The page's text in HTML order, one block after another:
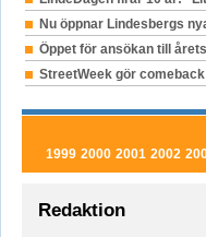
Nu öppnar Lindesbergs
Öppet för ansökan till
StreetWeek gör
1999 2000 2001 2002
Redaktion